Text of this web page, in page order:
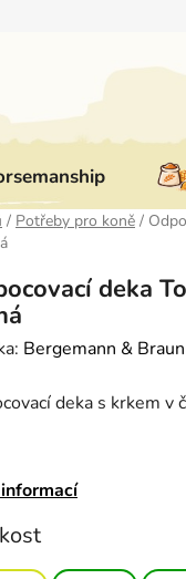
/ Potřeby pro koně /
deka
Bergemann & Braun
deka s krkem v